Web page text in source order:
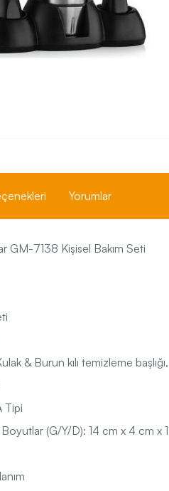
Yorumlar
GM-7138 Kişisel Bakım Seti
& Burun kılı temizleme
Tipi
(G/Y/D): 14 cm x 4 cm x